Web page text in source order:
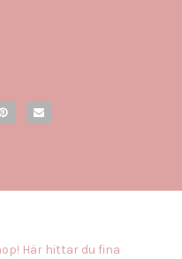
Här hittar du fina